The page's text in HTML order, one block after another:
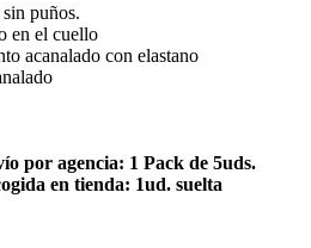
puños.
en el cuello
acanalado con elastano
por agencia: 1 Pack de 5uds.
en tienda: 1ud. suelta